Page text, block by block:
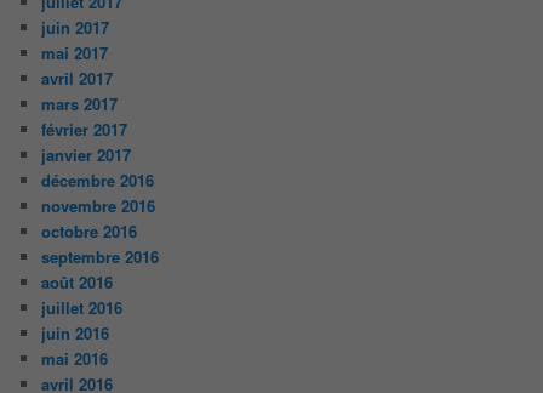
juin 2017
mai 2017
avril 2017
mars 2017
février 2017
janvier 2017
décembre 2016
novembre 2016
octobre 2016
septembre 2016
août 2016
juillet 2016
juin 2016
mai 2016
avril 2016